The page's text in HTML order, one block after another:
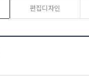
편집디자인